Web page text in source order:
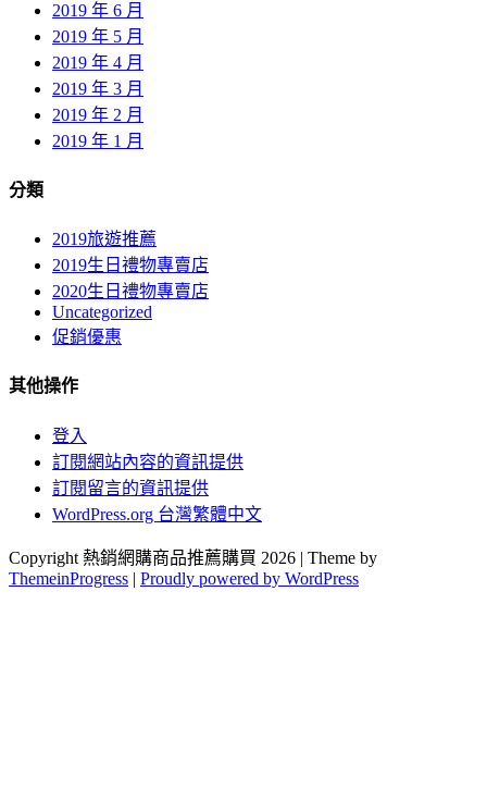
2019 年 6 月
2019 年 5 月
2019 年 4 月
2019 年 3 月
2019 年 2 月
2019 年 1 月
分類
2019旅遊推薦
2019生日禮物專賣店
2020生日禮物專賣店
Uncategorized
促銷優惠
其他操作
登入
訂閱網站內容的資訊提供
訂閱留言的資訊提供
WordPress.org 台灣繁體中文
Copyright 熱銷網購商品推薦購買 2026 | Theme by
ThemeinProgress | Proudly powered by WordPress